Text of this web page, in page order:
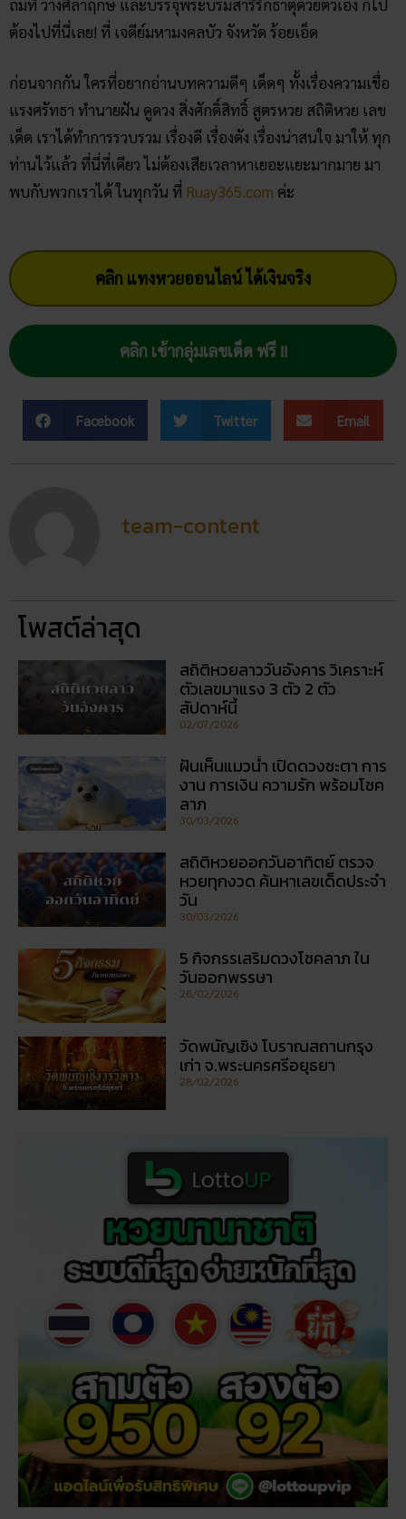
ถมที่ วางศิลาฤกษ์ และบรรจุพระบรมสารีริกธาตุด้วยตัวเอง ก็ไป
ต้องไปที่นี่เลย! ที่ เจดีย์มหามงคลบัว จังหวัด ร้อยเอ็ด
ก่อนจากกัน ใครที่อยากอ่านบทความดีๆ เด็ดๆ ทั้งเรื่องความเชื่อ
แรงศรัทธา ทำนายฝัน ดูดวง สิ่งศักดิ์สิทธิ์ สูตรหวย สถิติหวย เลข
เด็ด เราได้ทำการรวบรวม เรื่องดี เรื่องดัง เรื่องน่าสนใจ มาให้ ทุก
ท่านไว้แล้ว ที่นี่ที่เดียว ไม่ต้องเสียเวลาหาเยอะแยะมากมาย มา
พบกับพวกเราได้ ในทุกวัน ที่ Ruay365.com ค่ะ
คลิก แทงหวยออนไลน์ ได้เงินจริง
คลิก เข้ากลุ่มเลขเด็ด ฟรี !!
Facebook Twitter Email
team-content
โพสต์ล่าสุด
สถิติหวยลาววันอังคาร วิเคราะห์
ตัวเลขมาแรง 3 ตัว 2 ตัว
สัปดาห์นี้
02/07/2026
ฝันเห็นแมวน้ำ เปิดดวงชะตา การ
งาน การเงิน ความรัก พร้อมโชค
ลาภ
30/03/2026
สถิติหวยออกวันอาทิตย์ ตรวจ
หวยทุกงวด ค้นหาเลขเด็ดประจำ
วัน
30/03/2026
5 กิจกรรเสริมดวงโชคลาภ ใน
วันออกพรรษา
28/02/2026
วัดพนัญเชิง โบราณสถานกรุง
เก่า จ.พระนครศรีอยุธยา
28/02/2026